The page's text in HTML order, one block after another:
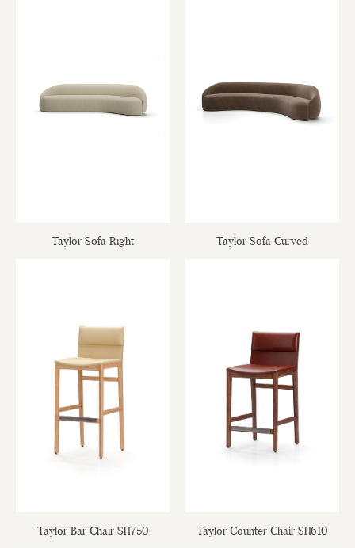
Taylor Sofa Right Taylor Sofa Curved
Taylor Bar Chair SH750 Taylor Counter Chair SH610